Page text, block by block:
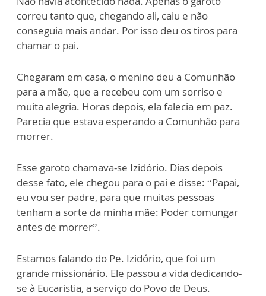
correu tanto que, chegando ali, caiu e não
conseguia mais andar. Por isso deu os tiros para
chamar o pai.
Chegaram em casa, o menino deu a Comunhão
para a mãe, que a recebeu com um sorriso e
muita alegria. Horas depois, ela falecia em paz.
Parecia que estava esperando a Comunhão para
morrer.
Esse garoto chamava-se Izidório. Dias depois
desse fato, ele chegou para o pai e disse: “Papai,
eu vou ser padre, para que muitas pessoas
tenham a sorte da minha mãe: Poder comungar
antes de morrer”.
Estamos falando do Pe. Izidório, que foi um
grande missionário. Ele passou a vida dedicando-
se à Eucaristia, a serviço do Povo de Deus.